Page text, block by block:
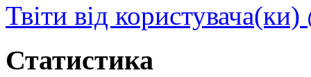
Твіти від
Статистика